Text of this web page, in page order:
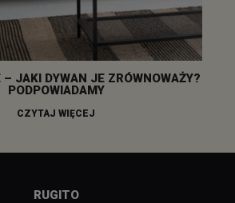
– JAKI DYWAN JE ZRÓWNOWAŻY?
PODPOWIADAMY
CZYTAJ WIĘCEJ
RUGITO